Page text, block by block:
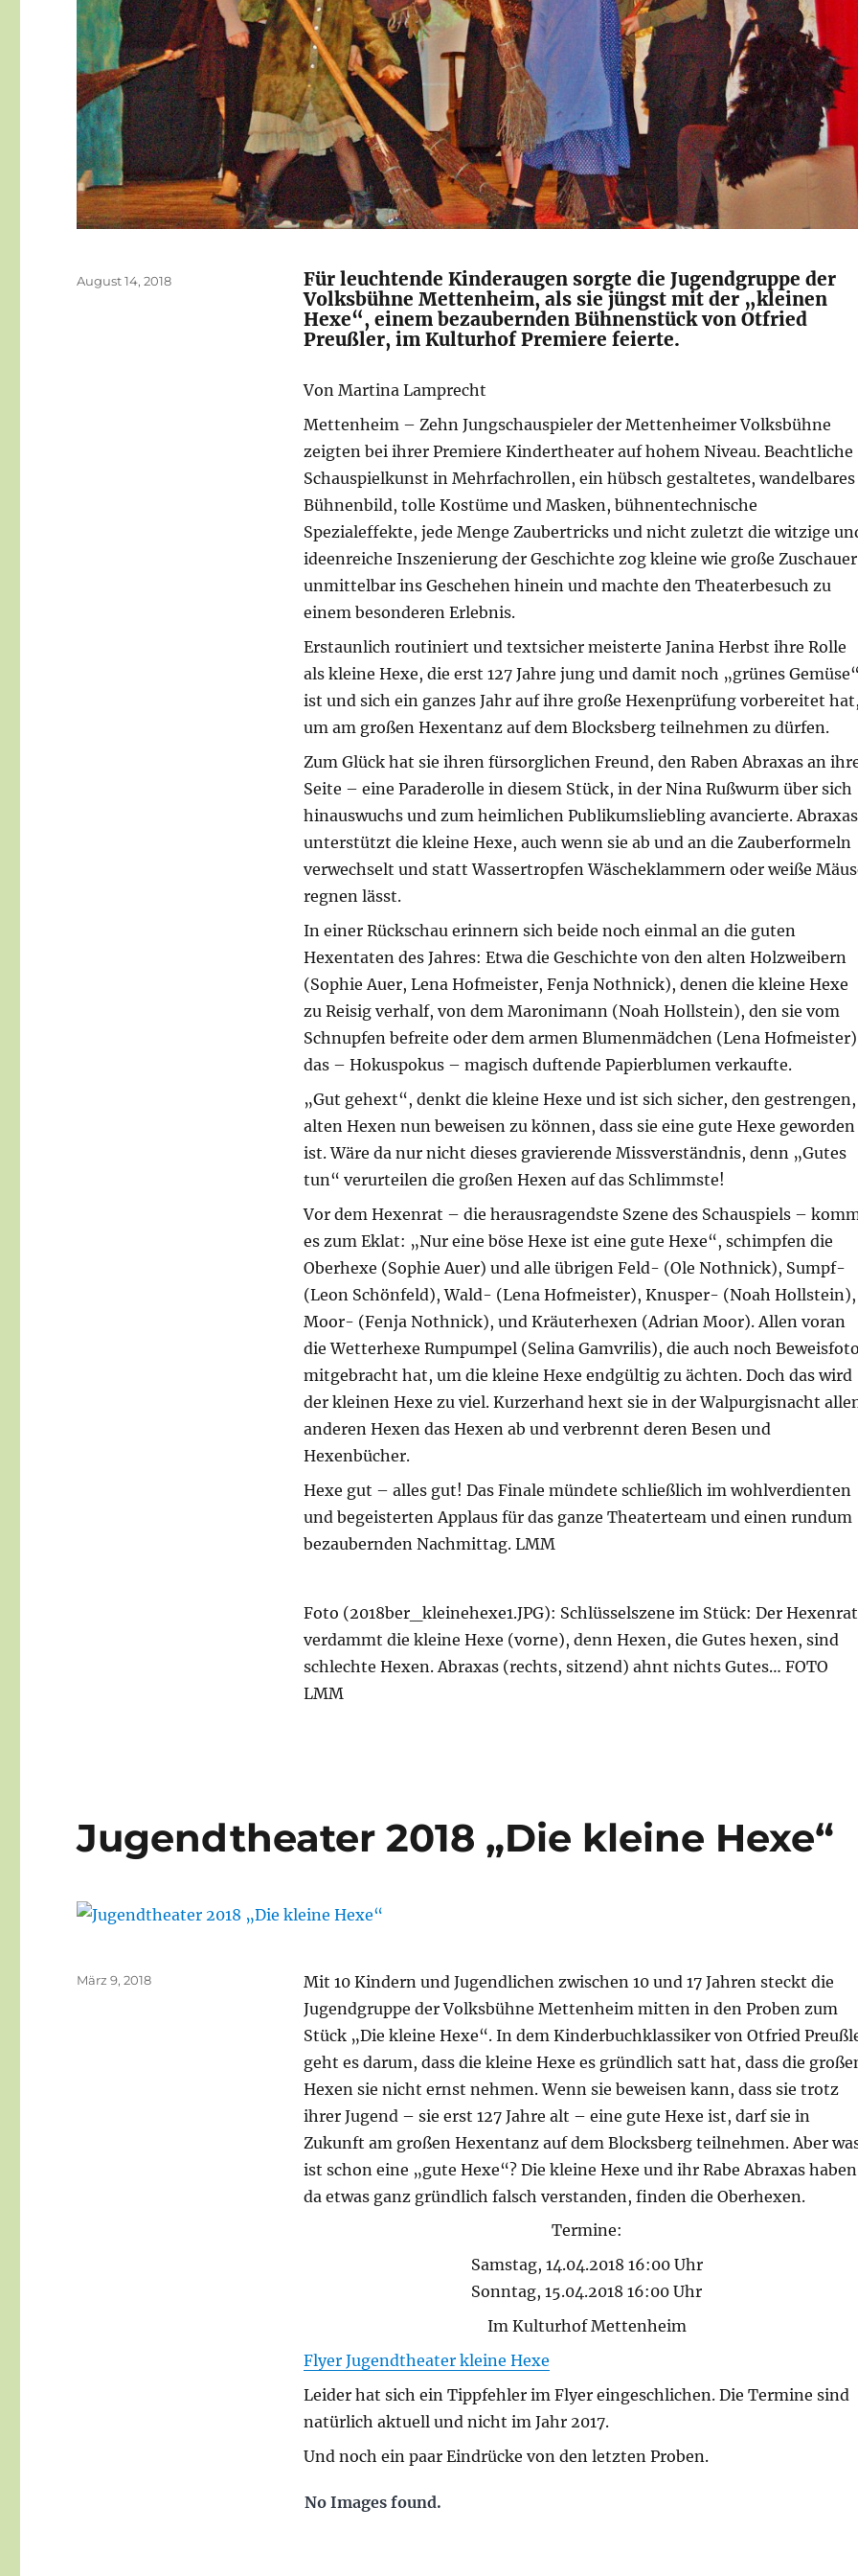
Für leuchtende Kinderaugen sorgte die Jugendgruppe der
Volksbühne Mettenheim, als sie jüngst mit der „kleinen
Hexe“, einem bezaubernden Bühnenstück von Otfried
Preußler, im Kulturhof Premiere feierte.
Von Martina Lamprecht
Mettenheim – Zehn Jungschauspieler der Mettenheimer Volksbühne
zeigten bei ihrer Premiere Kindertheater auf hohem Niveau. Beachtliche
Schauspielkunst in Mehrfachrollen, ein hübsch gestaltetes, wandelbares
Bühnenbild, tolle Kostüme und Masken, bühnentechnische
Spezialeffekte, jede Menge Zaubertricks und nicht zuletzt die witzige
ideenreiche Inszenierung der Geschichte zog kleine wie große Zuschauer
unmittelbar ins Geschehen hinein und machte den Theaterbesuch zu
einem besonderen Erlebnis.
Erstaunlich routiniert und textsicher meisterte Janina Herbst ihre Rolle
als kleine Hexe, die erst 127 Jahre jung und damit noch „grünes
ist und sich ein ganzes Jahr auf ihre große Hexenprüfung vorbereitet
um am großen Hexentanz auf dem Blocksberg teilnehmen zu dürfen.
Zum Glück hat sie ihren fürsorglichen Freund, den Raben Abraxas an
Seite – eine Paraderolle in diesem Stück, in der Nina Rußwurm über sich
hinauswuchs und zum heimlichen Publikumsliebling avancierte. Abraxas
unterstützt die kleine Hexe, auch wenn sie ab und an die Zauberformeln
verwechselt und statt Wassertropfen Wäscheklammern oder weiße
regnen lässt.
In einer Rückschau erinnern sich beide noch einmal an die guten
Hexentaten des Jahres: Etwa die Geschichte von den alten Holzweibern
(Sophie Auer, Lena Hofmeister, Fenja Nothnick), denen die kleine Hexe
zu Reisig verhalf, von dem Maronimann (Noah Hollstein), den sie vom
Schnupfen befreite oder dem armen Blumenmädchen (Lena
das – Hokuspokus – magisch duftende Papierblumen verkaufte.
„Gut gehext“, denkt die kleine Hexe und ist sich sicher, den gestrengen,
alten Hexen nun beweisen zu können, dass sie eine gute Hexe geworden
ist. Wäre da nur nicht dieses gravierende Missverständnis, denn „Gutes
tun“ verurteilen die großen Hexen auf das Schlimmste!
Vor dem Hexenrat – die herausragendste Szene des Schauspiels –
es zum Eklat: „Nur eine böse Hexe ist eine gute Hexe“, schimpfen die
Oberhexe (Sophie Auer) und alle übrigen Feld- (Ole Nothnick), Sumpf-
(Leon Schönfeld), Wald- (Lena Hofmeister), Knusper- (Noah Hollstein),
Moor- (Fenja Nothnick), und Kräuterhexen (Adrian Moor). Allen voran
die Wetterhexe Rumpumpel (Selina Gamvrilis), die auch noch
mitgebracht hat, um die kleine Hexe endgültig zu ächten. Doch das wird
der kleinen Hexe zu viel. Kurzerhand hext sie in der Walpurgisnacht
anderen Hexen das Hexen ab und verbrennt deren Besen und
Hexenbücher.
Hexe gut – alles gut! Das Finale mündete schließlich im wohlverdienten
und begeisterten Applaus für das ganze Theaterteam und einen rundum
bezaubernden Nachmittag. LMM
Foto (2018ber_kleinehexe1.JPG): Schlüsselszene im Stück: Der Hexenrat
verdammt die kleine Hexe (vorne), denn Hexen, die Gutes hexen, sind
schlechte Hexen. Abraxas (rechts, sitzend) ahnt nichts Gutes… FOTO
LMM
Veröffentlicht
August 14, 2018
Jugendtheater 2018 „Die kleine Hexe“
Mit 10 Kindern und Jugendlichen zwischen 10 und 17 Jahren steckt die
Jugendgruppe der Volksbühne Mettenheim mitten in den Proben zum
Stück „Die kleine Hexe“. In dem Kinderbuchklassiker von Otfried
geht es darum, dass die kleine Hexe es gründlich satt hat, dass die
Hexen sie nicht ernst nehmen. Wenn sie beweisen kann, dass sie trotz
ihrer Jugend – sie erst 127 Jahre alt – eine gute Hexe ist, darf sie in
Zukunft am großen Hexentanz auf dem Blocksberg teilnehmen. Aber
ist schon eine „gute Hexe“? Die kleine Hexe und ihr Rabe Abraxas haben
da etwas ganz gründlich falsch verstanden, finden die Oberhexen.
Termine:
Samstag, 14.04.2018 16:00 Uhr
Sonntag, 15.04.2018 16:00 Uhr
Im Kulturhof Mettenheim
Flyer Jugendtheater kleine Hexe
Leider hat sich ein Tippfehler im Flyer eingeschlichen. Die Termine sind
natürlich aktuell und nicht im Jahr 2017.
Und noch ein paar Eindrücke von den letzten Proben.
No Images found.
Veröffentlicht
März 9, 2018